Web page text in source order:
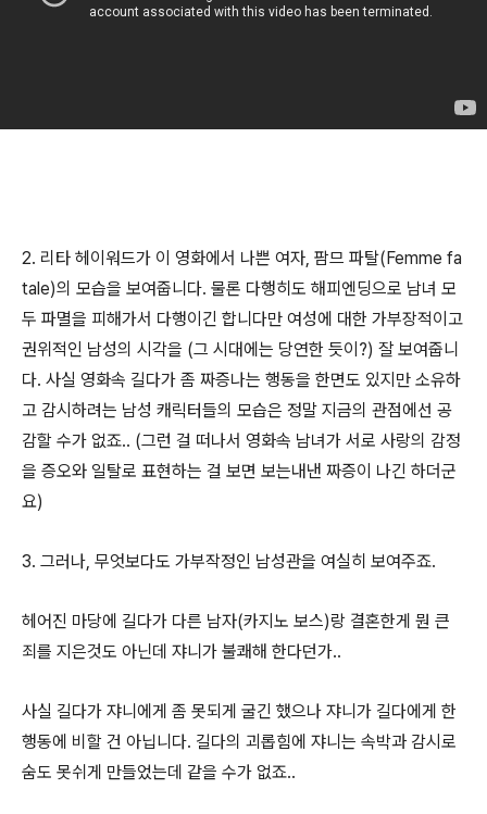
2. 리타 헤이워드가 이 영화에서 나쁜 여자, 팜므 파탈(Femme fa
tale)의 모습을 보여줍니다. 물론 다행히도 해피엔딩으로 남녀 모
두 파멸을 피해가서 다행이긴 합니다만 여성에 대한 가부장적이고
권위적인 남성의 시각을 (그 시대에는 당연한 듯이?) 잘 보여줍니
다. 사실 영화속 길다가 좀 짜증나는 행동을 한면도 있지만 소유하
고 감시하려는 남성 캐릭터들의 모습은 정말 지금의 관점에선 공
감할 수가 없죠.. (그런 걸 떠나서 영화속 남녀가 서로 사랑의 감정
을 증오와 일탈로 표현하는 걸 보면 보는내낸 짜증이 나긴 하더군
요)
3. 그러나, 무엇보다도 가부작정인 남성관을 여실히 보여주죠.
헤어진 마당에 길다가 다른 남자(카지노 보스)랑 결혼한게 뭔 큰
죄를 지은것도 아닌데 쟈니가 불쾌해 한다던가..
사실 길다가 쟈니에게 좀 못되게 굴긴 했으나 쟈니가 길다에게 한
행동에 비할 건 아닙니다. 길다의 괴롭힘에 쟈니는 속박과 감시로
숨도 못쉬게 만들었는데 같을 수가 없죠..